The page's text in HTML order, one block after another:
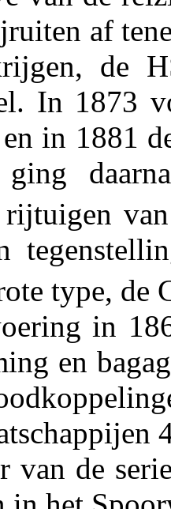
af
de
In 1873
in 1881
ging
rijtuigen
type, de
in
en
van de